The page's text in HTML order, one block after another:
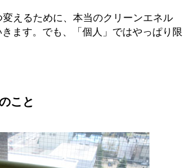
えるために、本当のクリーンエネル
ます。でも、「個人」ではやっぱり限
こと